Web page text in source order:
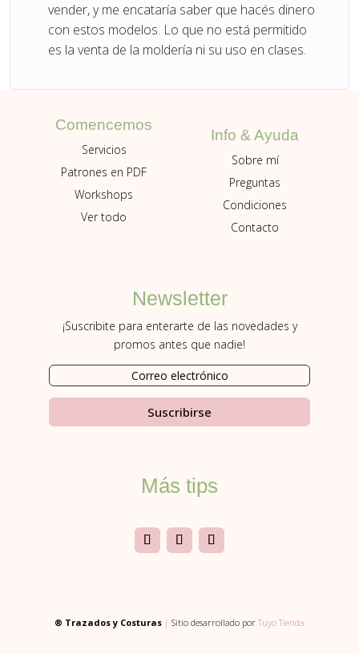
vender, y me encataría saber que hacés dinero
con estos modelos. Lo que no está permitido
es la venta de la moldería ni su uso en clases.
Comencemos
Servicios
Patrones en PDF
Workshops
Ver todo
Info & Ayuda
Sobre mí
Preguntas
Condiciones
Contacto
Newsletter
¡Suscribite para enterarte de las novedades y
promos antes que nadie!
Suscribirse
Más tips
® Trazados y Costuras | Sitio desarrollado por Tuyo Tienda